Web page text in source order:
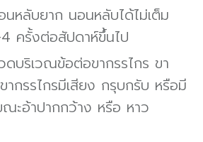
นหลับยาก นอนหลับได้ไม่เต็ม
ครั้งต่อสัปดาห์ขึ้นไป
ดบริเวณข้อต่อขากรรไกร ขา
ากรรไกรมีเสียง กรุบกรับ หรือมี
ณะอ้าปากกว้าง หรือ หาว